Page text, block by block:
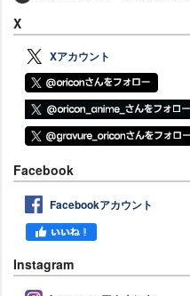
X
Xアカウント
Facebook
Facebookアカウント
Instagram